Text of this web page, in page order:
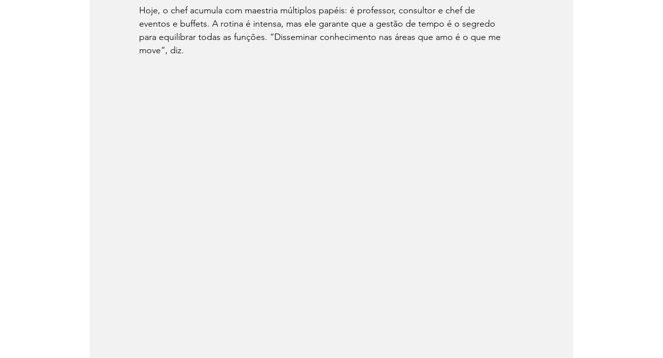
Hoje, o chef acumula com maestria múltiplos papéis: é professor, consultor e chef de
eventos e buffets. A rotina é intensa, mas ele garante que a gestão de tempo é o segredo
para equilibrar todas as funções. “Disseminar conhecimento nas áreas que amo é o que me
move”, diz.